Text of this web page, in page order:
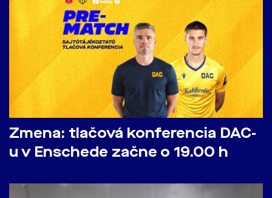
Zmena: tlačová konferencia DAC-
u v Enschede začne o 19.00 h